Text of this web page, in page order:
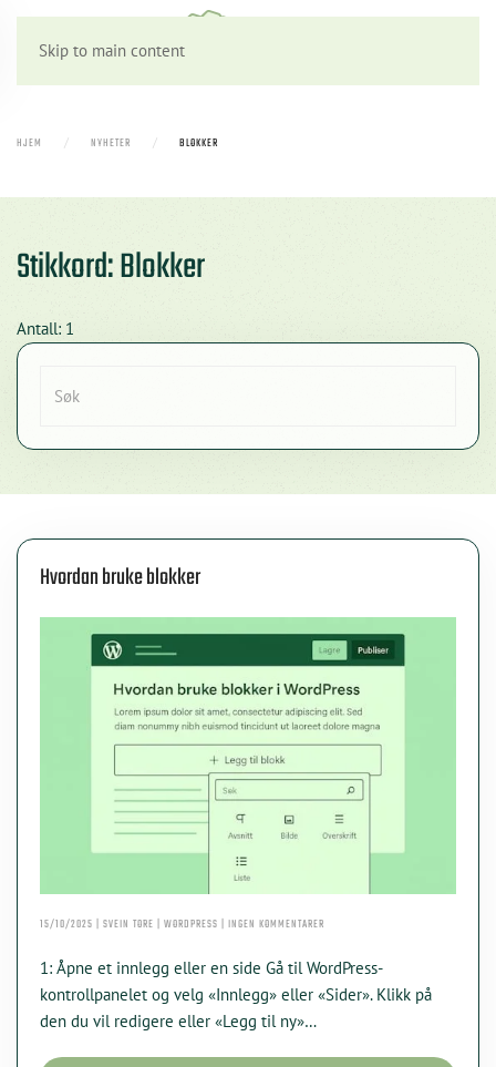
Skip to main content
HJEM NYHETER BLOKKER
Stikkord: Blokker
Antall: 1
Hvordan bruke blokker
15/10/2025 | SVEIN TORE | WORDPRESS | INGEN KOMMENTARER
BLOKKER
1: Åpne et innlegg eller en side Gå til WordPress-
kontrollpanelet og velg «Innlegg» eller «Sider». Klikk på
den du vil redigere eller «Legg til ny»…